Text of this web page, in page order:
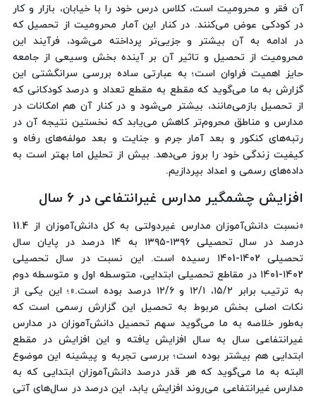
آن فقر و محرومیت است، کلاس درس خود را با خیابان، بازار و کار
در کودکی عوض می‌کنند. در کنار این آمار محرومیت از تحصیل که
در ادامه به آن بیشتر و جزیی‌تر پرداخته می‌شود، فرآیند این
محرومیت از تحصیل و تاثیر آن بر آینده بخش وسیعی از جامعه
حایز اهمیت فراوان است؛ به عبارتی ساده بررسی سرانگشتی این
گزارش به ما می‌گوید که مقطع به مقطع تعداد و درصد کودکانی که
از تحصیل بازمی‌مانند، بیشتر می‌شود و در کنار آن هم امکانات در
مدارس و مناطق محروم‌تر کاهش می‌یابد که نخستین نتیجه آن در
رتبه‌های کنکور و بعد آمار جرم و جنایت و بعد مولفه‌های رفاه و
کیفیت زندگی خود را بروز می‌دهد. بیش از تحلیل اما بهتر است به
داده‌های رسمی و اعداد بپردازیم.
افزایش چشمگیر مدارس غیرانتفاعی در ۶ سال
«نسبت دانش‌آموزان مدارس غیردولتی به کل دانش‌آموزان از 11.4
درصد در سال تحصیلی ١٣٩٦-۱۳۹۵ به ۱۴ درصد در پایان سال
تحصیلی ۱۴۰2-۱۴۰1 رسیده است. این نسبت در سال تحصیلی
۱۴۰2-۱۴۰1 در مقاطع تحصیلی ابتدایی، متوسطه اول و متوسطه دوم
به ترتیب برابر ۱۵/۲، ۱۲/۱ و ۱۲/۶ درصد بوده است.»؛ این یکی از
نکات اصلی بخش مربوط به تحصیل این گزارش رسمی است که
به‌طور خلاصه به ما می‌گوید سهم تحصیل دانش‌آموزان در مدارس
غیرانتفاعی سال به سال افزایش یافته و این افزایش در مقطع
ابتدایی هم بیشتر بوده است؛ بررسی تجربه و پیشینه این موضوع
البته به ما می‌گوید که هر قدر درصد دانش‌آموزان ابتدایی که به
مدارس غیرانتفاعی می‌روند افزایش یابد، این درصد در سال‌های آتی